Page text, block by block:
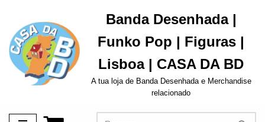
Avançar
para
o
conteúdo
Banda Desenhada |
Funko Pop | Figuras |
Lisboa | CASA DA BD
A tua loja de Banda Desenhada e Merchandise
relacionado